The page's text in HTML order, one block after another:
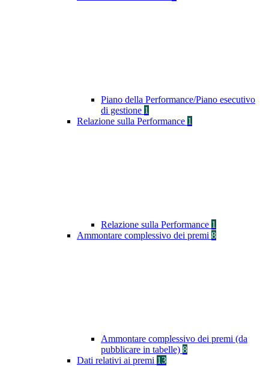
Piano della Performance/Piano esecutivo
di gestione 1
Relazione sulla Performance 1
Relazione sulla Performance 1
Ammontare complessivo dei premi 8
Ammontare complessivo dei premi (da
pubblicare in tabelle) 8
Dati relativi ai premi 13